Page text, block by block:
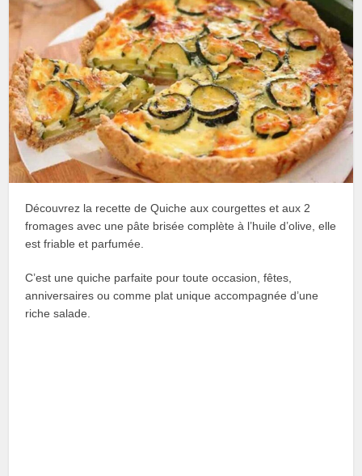
Découvrez la recette de Quiche aux courgettes et aux 2
fromages avec une pâte brisée complète à l’huile d’olive, elle
est friable et parfumée.
C’est une quiche parfaite pour toute occasion, fêtes,
anniversaires ou comme plat unique accompagnée d’une
riche salade.